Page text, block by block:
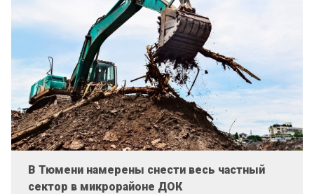
В Тюмени намерены снести весь частный
сектор в микрорайоне ДОК